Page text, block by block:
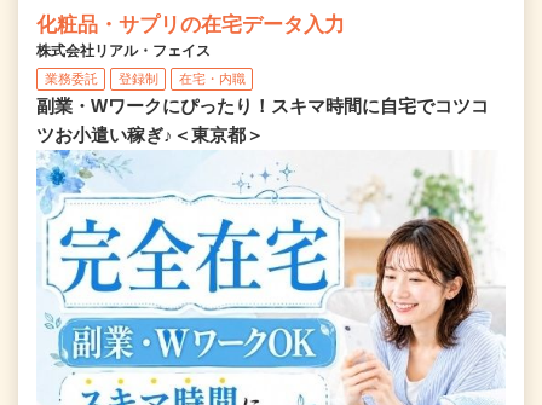
化粧品・サプリの在宅データ入力
株式会社リアル・フェイス
業務委託 登録制 在宅・内職
副業・Wワークにぴったり！スキマ時間に自宅でコツコ
ツお小遣い稼ぎ♪＜東京都＞